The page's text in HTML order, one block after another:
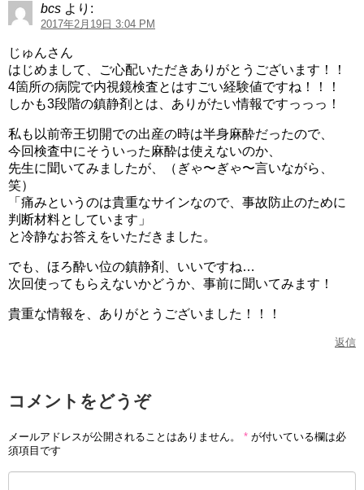
bcs より:
2017年2月19日 3:04 PM
じゅんさん
はじめまして、ご心配いただきありがとうございます！！
4箇所の病院で内視鏡検査とはすごい経験値ですね！！！
しかも3段階の鎮静剤とは、ありがたい情報ですっっっ！
私も以前帝王切開での出産の時は半身麻酔だったので、
今回検査中にそういった麻酔は使えないのか、
先生に聞いてみましたが、（ぎゃ〜ぎゃ〜言いながら、
笑）
「痛みというのは貴重なサインなので、事故防止のために
判断材料としています」
と冷静なお答えをいただきました。
でも、ほろ酔い位の鎮静剤、いいですね…
次回使ってもらえないかどうか、事前に聞いてみます！
貴重な情報を、ありがとうございました！！！
返信
コメントをどうぞ
メールアドレスが公開されることはありません。 * が付いている欄は必
須項目です